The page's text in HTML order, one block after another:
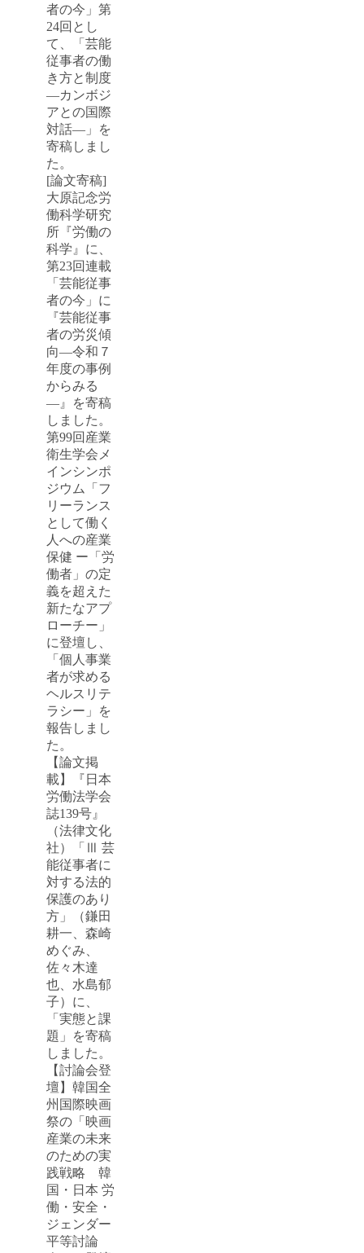
者の今」第
24回とし
て、「芸能
従事者の働
き方と制度
―カンボジ
アとの国際
対話―」を
寄稿しまし
た。
[論文寄稿]
大原記念労
働科学研究
所『労働の
科学』に、
第23回連載
「芸能従事
者の今」に
『芸能従事
者の労災傾
向―令和７
年度の事例
からみる
―』を寄稿
しました。
第99回産業
衛生学会メ
インシンポ
ジウム「フ
リーランス
として働く
人への産業
保健 ー「労
働者」の定
義を超えた
新たなアプ
ローチー」
に登壇し、
「個人事業
者が求める
ヘルスリテ
ラシー」を
報告しまし
た。
【論文掲
載】『日本
労働法学会
誌139号』
（法律文化
社）「Ⅲ 芸
能従事者に
対する法的
保護のあり
方」（鎌田
耕一、森崎
めぐみ、
佐々木達
也、水島郁
子）に、
「実態と課
題」を寄稿
しました。
【討論会登
壇】韓国全
州国際映画
祭の「映画
産業の未来
のための実
践戦略 韓
国・日本 労
働・安全・
ジェンダー
平等討論